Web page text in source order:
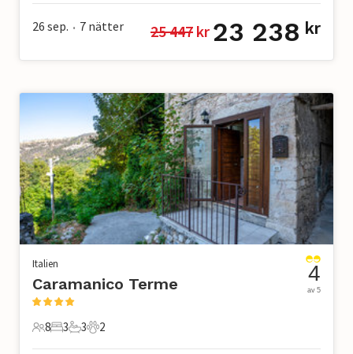
26 sep. • 7 nätter 25 447 kr 23 238 kr
Italien
Caramanico Terme
8 Gäster
8
3 Sovrum
3
3 Badrum
3
2 Husdjur
2
4
av 5